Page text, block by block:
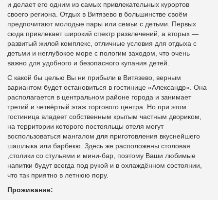
и делает его одним из самых привлекательных курортов
своего региона. Отдых в Витязево в большинстве своём
предпочитают молодые пары или семьи с детьми. Первых
сюда привлекает широкий спектр развлечений, а вторых —
развитый жилой комплекс, отличные условия для отдыха с
детьми и неглубокое море с пологим заходом, что очень
важно для удобного и безопасного купания детей.
С какой бы целью Вы ни прибыли в Витязево, верным
вариантом будет остановиться в гостинице «Александр». Она
располагается в центральном районе города и занимает
третий и четвёртый этаж торгового центра. Но при этом
гостиница владеет собственным крытым частным двориком,
на территории которого постояльцы отеля могут
воспользоваться мангалом для приготовления вкуснейшего
шашлыка или барбекю. Здесь же расположены столовая
,столики со стульями и мини-бар, поэтому Ваши любимые
напитки будут всегда под рукой и в охлаждённом состоянии,
что так приятно в летнюю пору.
Проживание: